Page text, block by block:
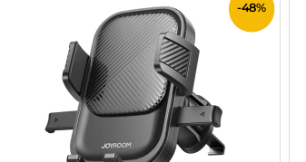
-48%